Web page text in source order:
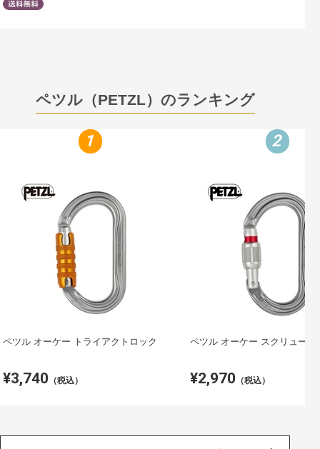
ペツル（PETZL）のランキング
1
ペツル オーケー トライアクトロック
¥3,740 （税込）
2
ペツル オーケー スクリューロ
¥2,970 （税込）